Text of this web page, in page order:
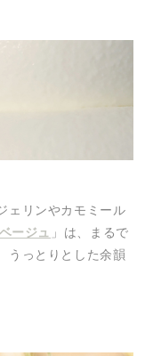
ェリンやカモミール
ージュ
」は、まるで
うっとりとした余韻